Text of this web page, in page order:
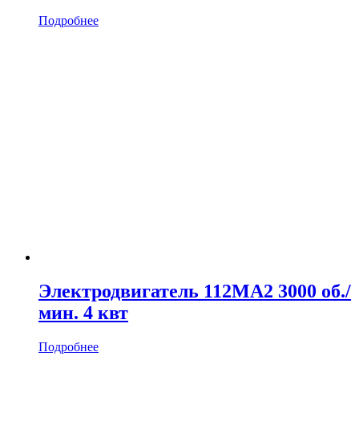
Подробнее
Электродвигатель 112MA2 3000 об./
мин. 4 квт
Подробнее